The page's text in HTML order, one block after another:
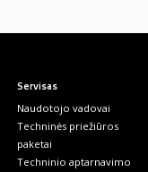
Servisas
Naudotojo vadovai
Techninės priežiūros
paketai
Techninio aptarnavimo